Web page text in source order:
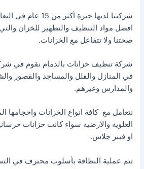
شركتنا لديها خبرة
افضل مواد التنظيف والتطهير للخزان
صحتنا ولا تتفاعل مع الخزانات.
شركة تنظيف خزانات بالدمام نقوم في
في المنازل والفلل والمساجد والقصور
والمدارس وغيرهم.
نتعامل مع كافة انواع الخزانات واحجامها
العلوية والارضية سواء كانت خزانات
او فيبر جلاس.
تتم عملية النظافة بأسلوب محترف في